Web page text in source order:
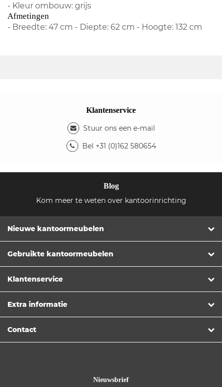
- Kleur ombouw: grijs
Afmetingen
- Breedte: 47 cm - Diepte: 62 cm - Hoogte: 132 cm
Klantenservice
Stuur ons een e-mail
Bel +31 (0)162 580654
Blog
Kom meer te weten over kantoorinrichting
Nieuwe kantoormeubelen
Gebruikte kantoormeubelen
Klantenservice
Extra informatie
Contact
Nieuwsbrief